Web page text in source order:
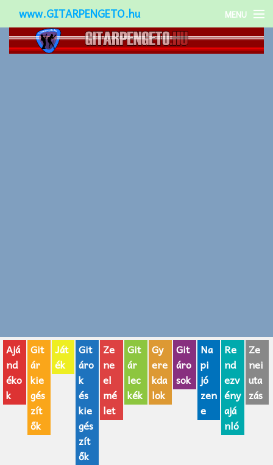
www.GITARPENGETO.hu MENU
Népszerű-
AJÁNDÉK ÖTLETEK
Vicces
GITÁR MÁRKÁK
TOP100 nóta
Ajá
nd
éko
k
Git
ár
kie
gés
zít
ők
Ját
ék
Git
áro
k
és
kie
gés
zít
ők
Ze
ne
el
mé
let
Git
ár
lec
kék
Gy
ere
kda
lok
Git
áro
sok
Na
pi
jó
zen
e
Re
nd
ezv
ény
ajá
nló
Ze
nei
uta
zás